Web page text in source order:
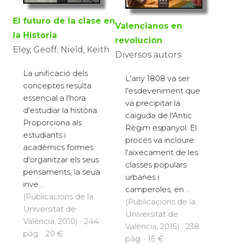
El futuro de la clase en
la Historia
Eley, Geoff; Nield, Keith
La unificació dels
conceptes resulta
essencial a l'hora
d'estudiar la història.
Proporciona als
estudiants i
acadèmics formes
d'organitzar els seus
pensaments, la seua
inve...
(Publicacions de la
Universitat de
València, 2010) · 244
pàg. · 20 €
Valencianos en
revolución
Diversos autors
L'any 1808 va ser
l'esdeveniment que
va precipitar la
caiguda de l'Antic
Règim espanyol. El
procés va incloure
l'aixecament de les
classes populars
urbanes i
camperoles, en ...
(Publicacions de la
Universitat de
València, 2015) · 238
pàg. · 15 €